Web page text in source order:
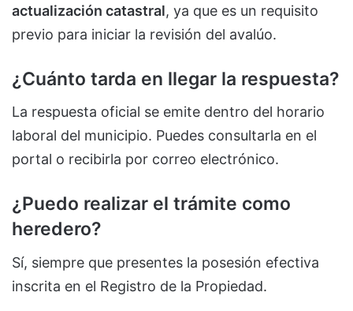
actualización catastral, ya que es un requisito
previo para iniciar la revisión del avalúo.
¿Cuánto tarda en llegar la respuesta?
La respuesta oficial se emite dentro del horario
laboral del municipio. Puedes consultarla en el
portal o recibirla por correo electrónico.
¿Puedo realizar el trámite como
heredero?
Sí, siempre que presentes la posesión efectiva
inscrita en el Registro de la Propiedad.